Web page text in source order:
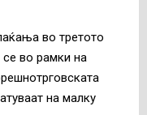
во третото
се во рамки на
на малку